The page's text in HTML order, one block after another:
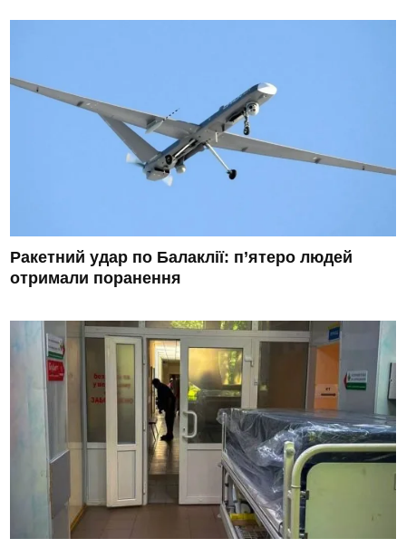
Ракетний удар по Балаклії: п’ятеро людей
отримали поранення